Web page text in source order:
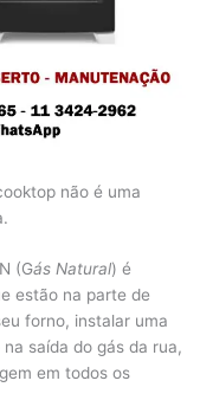
não é uma
(Gás Natural) é
estão na parte de
forno, instalar uma
saída do gás da rua,
em todos os